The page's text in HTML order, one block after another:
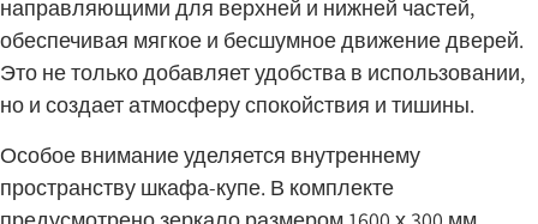
направляющими для верхней и нижней частей,
обеспечивая мягкое и бесшумное движение дверей.
Это не только добавляет удобства в использовании,
но и создает атмосферу спокойствия и тишины.
Особое внимание уделяется внутреннему
пространству шкафа-купе. В комплекте